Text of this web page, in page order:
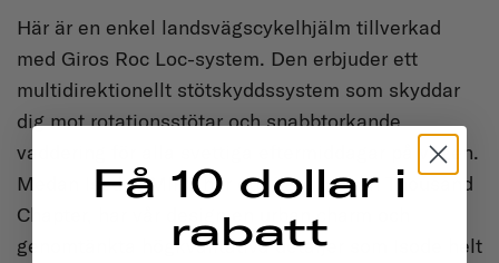
Här är en enkel landsvägscykelhjälm tillverkad
med Giros Roc Loc-system. Den erbjuder ett
multidirektionellt stötskyddssystem som skyddar
dig mot rotationsstötar och snabbtorkande
vaddering för alla svettiga eftermiddagar på vägen.
Medan Isodes MIPS har ett lägre pris än Thousand
Chapter, har vår design en urban charm och
genomtänkta högkvalitativa detaljer som Isode helt
Få 10 dollar i
rabatt